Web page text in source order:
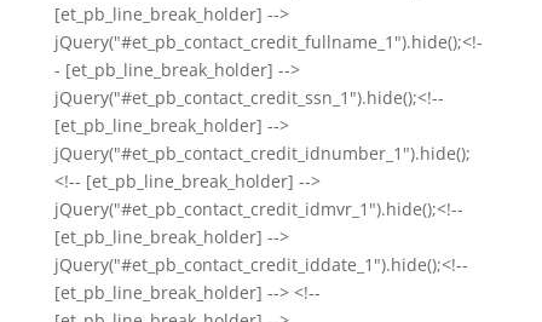
[et_pb_line_break_holder] -->
jQuery("#et_pb_contact_credit_fullname_1").hide();<!-
- [et_pb_line_break_holder] -->
jQuery("#et_pb_contact_credit_ssn_1").hide();<!--
[et_pb_line_break_holder] -->
jQuery("#et_pb_contact_credit_idnumber_1").hide();
<!-- [et_pb_line_break_holder] -->
jQuery("#et_pb_contact_credit_idmvr_1").hide();<!--
[et_pb_line_break_holder] -->
jQuery("#et_pb_contact_credit_iddate_1").hide();<!--
[et_pb_line_break_holder] --> <!--